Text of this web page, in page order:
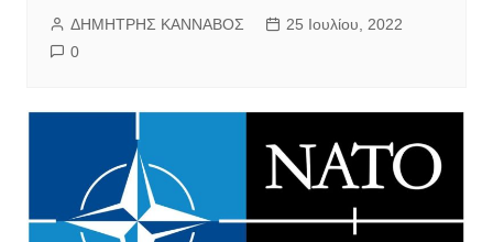
ΔΗΜΗΤΡΗΣ ΚΑΝΝΑΒΟΣ
25 Ιουλίου, 2022
0